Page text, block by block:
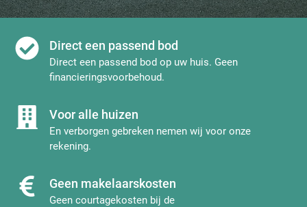
Direct een passend bod
Direct een passend bod op uw huis. Geen
financieringsvoorbehoud.
Voor alle huizen
En verborgen gebreken nemen wij voor onze
rekening.
Geen makelaarskosten
Geen courtagekosten bij de